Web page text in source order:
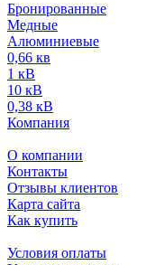
Бронированные
Медные
Алюминиевые
0,66 кв
1 кВ
10 кВ
0,38 кВ
Компания
О компании
Контакты
Отзывы клиентов
Карта сайта
Как купить
Условия оплаты